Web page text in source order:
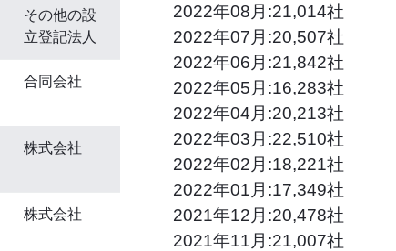
その他の設
立登記法人
合同会社
株式会社
株式会社
2022年08月:21,014社
2022年07月:20,507社
2022年06月:21,842社
2022年05月:16,283社
2022年04月:20,213社
2022年03月:22,510社
2022年02月:18,221社
2022年01月:17,349社
2021年12月:20,478社
2021年11月:21,007社